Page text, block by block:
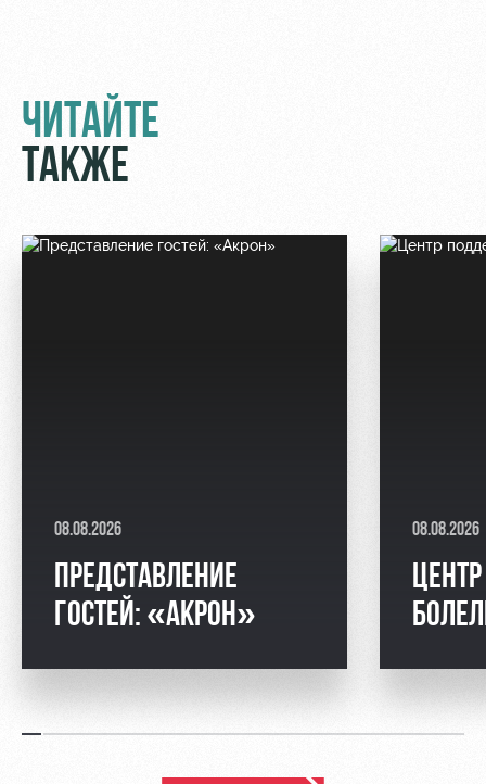
ЧИТАЙТЕ
ТАКЖЕ
08.08.2026
ПРЕДСТАВЛЕНИЕ
ГОСТЕЙ: «АКРОН»
08.08.2026